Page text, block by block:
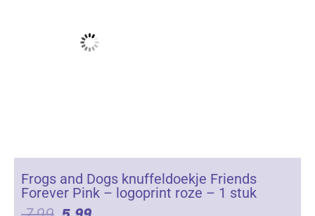
Frogs and Dogs knuffeldoekje Friends
Forever Pink – logoprint roze – 1 stuk